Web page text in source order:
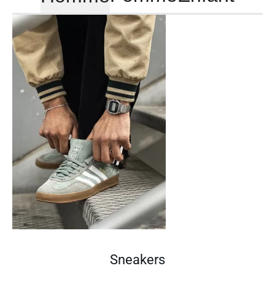
Sneakers